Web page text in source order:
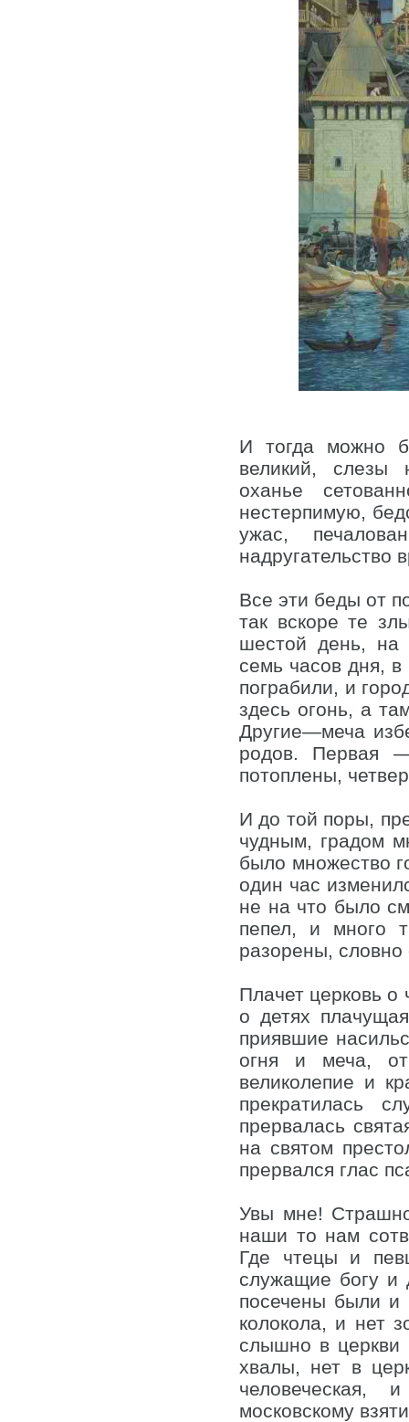
И тогда можно
великий, слезы
оханье
нестерпимую,
ужас,
надругательство
Все эти беды от
так вскоре те
шестой день, на
семь часов дня,
пограбили, и
здесь огонь, а
Другие—меча
родов. Первая
потоплены,
И до той поры,
чудным, градом
было множество
один час
не на что было
пепел, и много
разорены,
Плачет церковь о
о детях
приявшие
огня и меча, от
великолепие и
прекратилась
прервалась
на святом
прервался глас
Увы мне!
наши то нам
Где чтецы и
служащие богу и
посечены были и
колокола, и нет
слышно в церкви
хвалы, нет в
человеческая,
московскому